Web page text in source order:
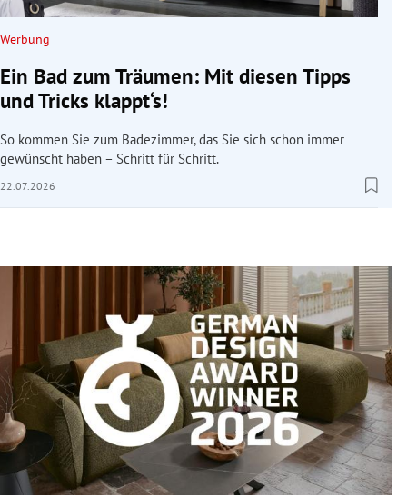
Werbung
Ein Bad zum Träumen: Mit diesen Tipps
und Tricks klappt‘s!
So kommen Sie zum Badezimmer, das Sie sich schon immer
gewünscht haben – Schritt für Schritt.
22.07.2026